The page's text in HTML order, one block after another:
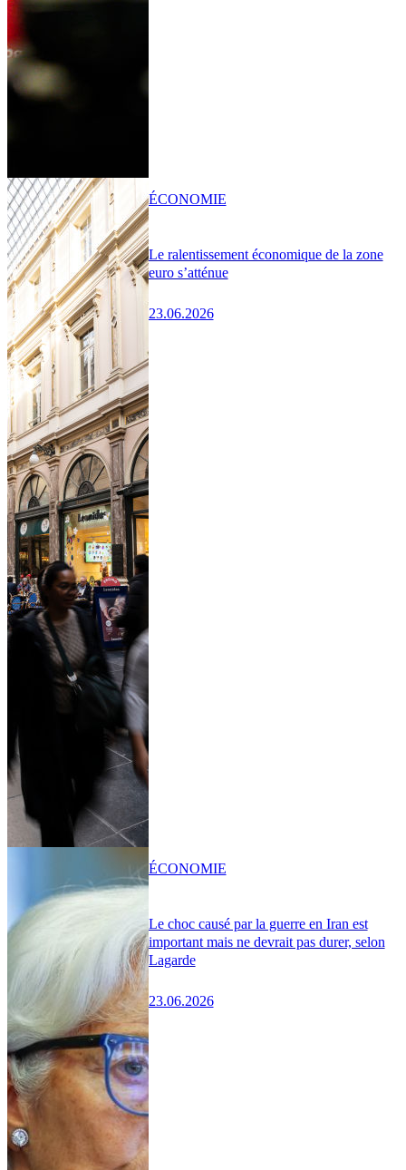
Le ralentissement économique de la zone
euro s’atténue
23.06.2026
ÉCONOMIE
Le choc causé par la guerre en Iran est
important mais ne devrait pas durer, selon
Lagarde
23.06.2026
ÉCONOMIE